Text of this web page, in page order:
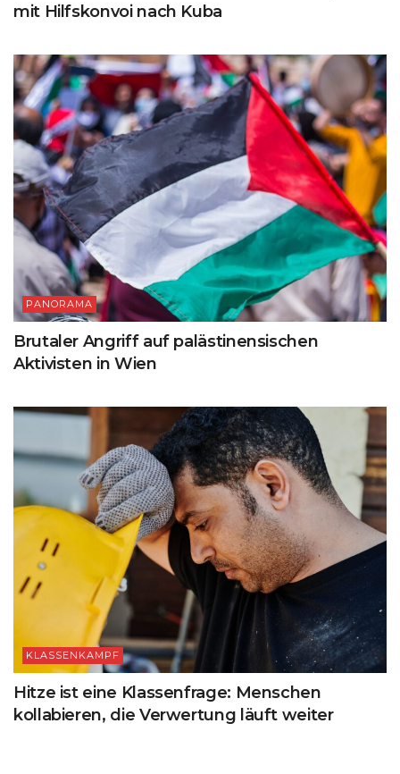
mit Hilfskonvoi nach Kuba
PANORAMA
Brutaler Angriff auf palästinensischen
Aktivisten in Wien
KLASSENKAMPF
Hitze ist eine Klassenfrage: Menschen
kollabieren, die Verwertung läuft weiter